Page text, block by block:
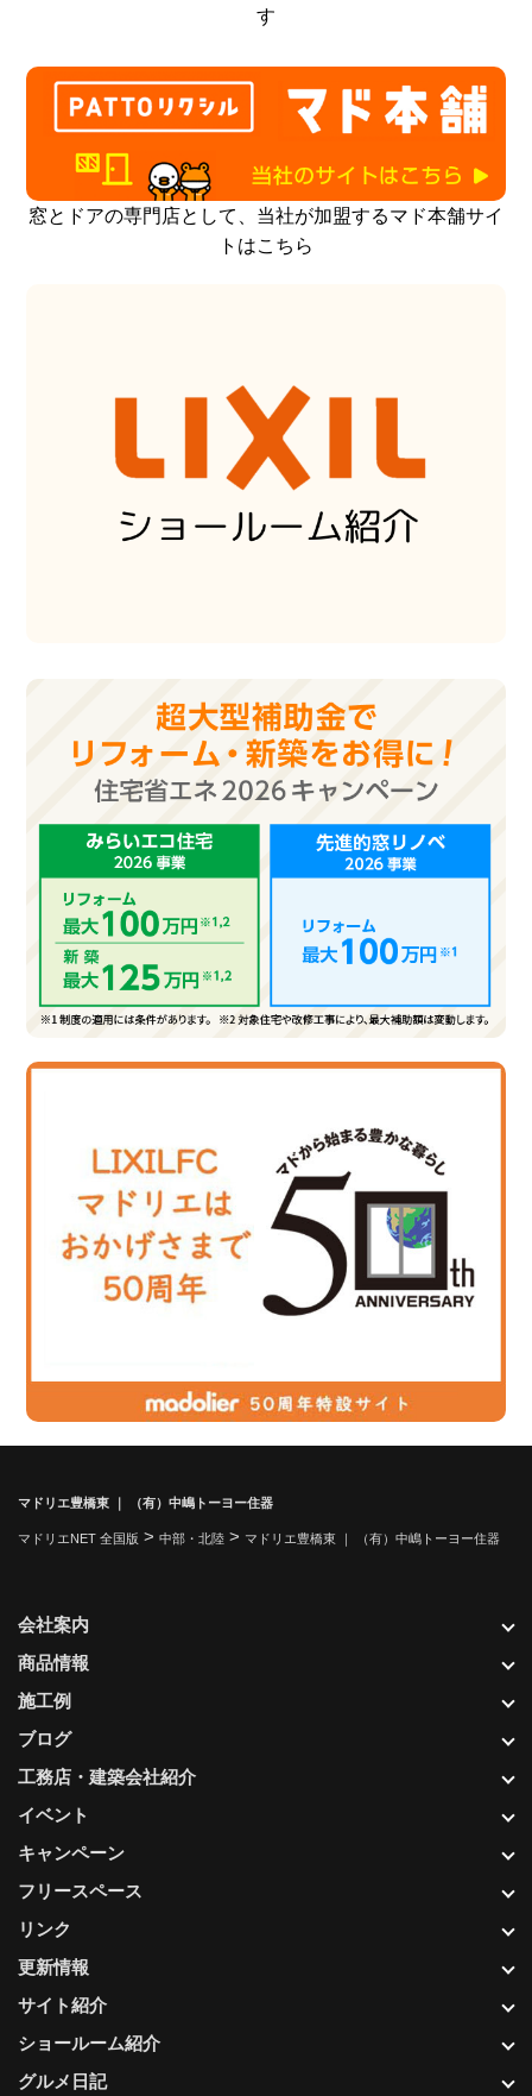
す
窓とドアの専門店として、当社が加盟するマド本舗サイ
トはこちら
マドリエ豊橋東 ｜ （有）中嶋トーヨー住器
マドリエNET 全国版 > 中部・北陸 > マドリエ豊橋東 ｜ （有）中嶋トーヨー住器
更新情報
サイト紹介
ショールーム紹介
グルメ日記
会社案内
商品情報
施工例
ブログ
工務店・建築会社紹介
イベント
キャンペーン
フリースペース
リンク